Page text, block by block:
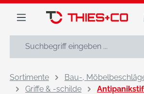
springen
Sortimente
Bau-,
Griffe & -schilde